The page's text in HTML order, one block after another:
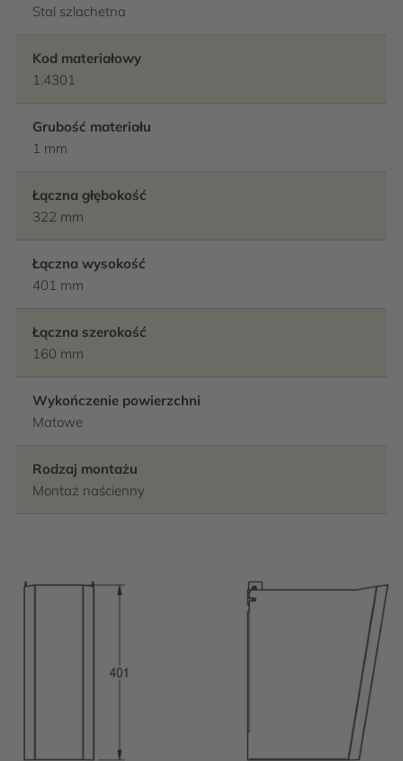
Stal szlachetna
Kod materiałowy
1.4301
Grubość materiału
1 mm
Łączna głębokość
322 mm
Łączna wysokość
401 mm
Łączna szerokość
160 mm
Wykończenie powierzchni
Matowe
Rodzaj montażu
Montaż naścienny